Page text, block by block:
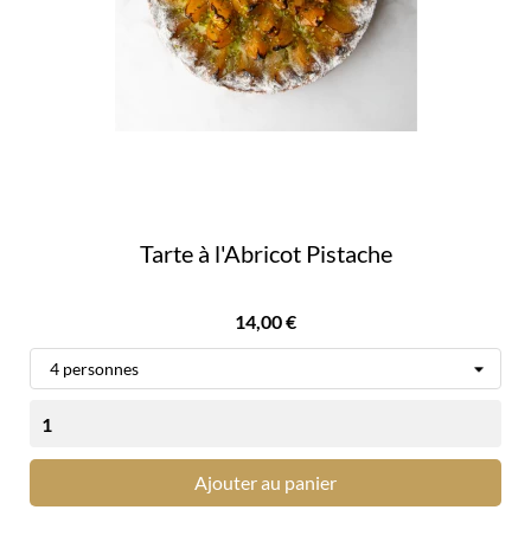
Tarte à l'Abricot Pistache
Prix
14,00 €
Ajouter au panier